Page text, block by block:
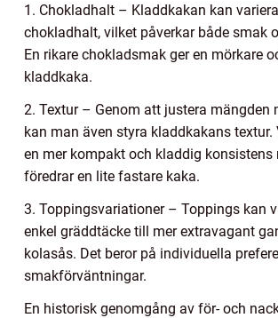
1. Chokladhalt – Kladdkakan kan
chokladhalt, vilket påverkar både smak
En rikare chokladsmak ger en mörkare
kladdkaka.
2. Textur – Genom att justera mängden
kan man även styra kladdkakans textur.
en mer kompakt och kladdig konsistens
föredrar en lite fastare kaka.
3. Toppingsvariationer – Toppings kan
enkel gräddtäcke till mer extravagant
kolasås. Det beror på individuella
smakförväntningar.
En historisk genomgång av för- och